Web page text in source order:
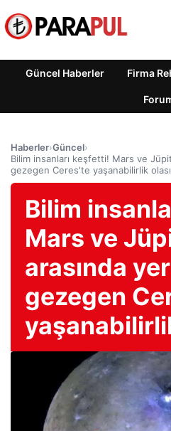
Güncel Haberler Firma
Haberler›Güncel›
Bilim insanları keşfetti! Mars ve
gezegen Ceres'te yaşanabilirlik
Bilim
Mars ve
arasında
gezegen